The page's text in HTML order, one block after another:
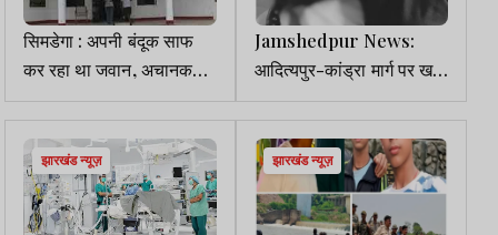
सिमडेगा : अपनी बंदूक साफ
कर रहा था जवान, अचानक
गोली चल जाने से मौत
Jamshedpur News:
आदित्यपुर-कांड्रा मार्ग पर खड़े
ट्रेलर से टकराई बाइक, हादसे
में युवक की मौत
झारखंड न्यूज़ झारखंड न्यूज़